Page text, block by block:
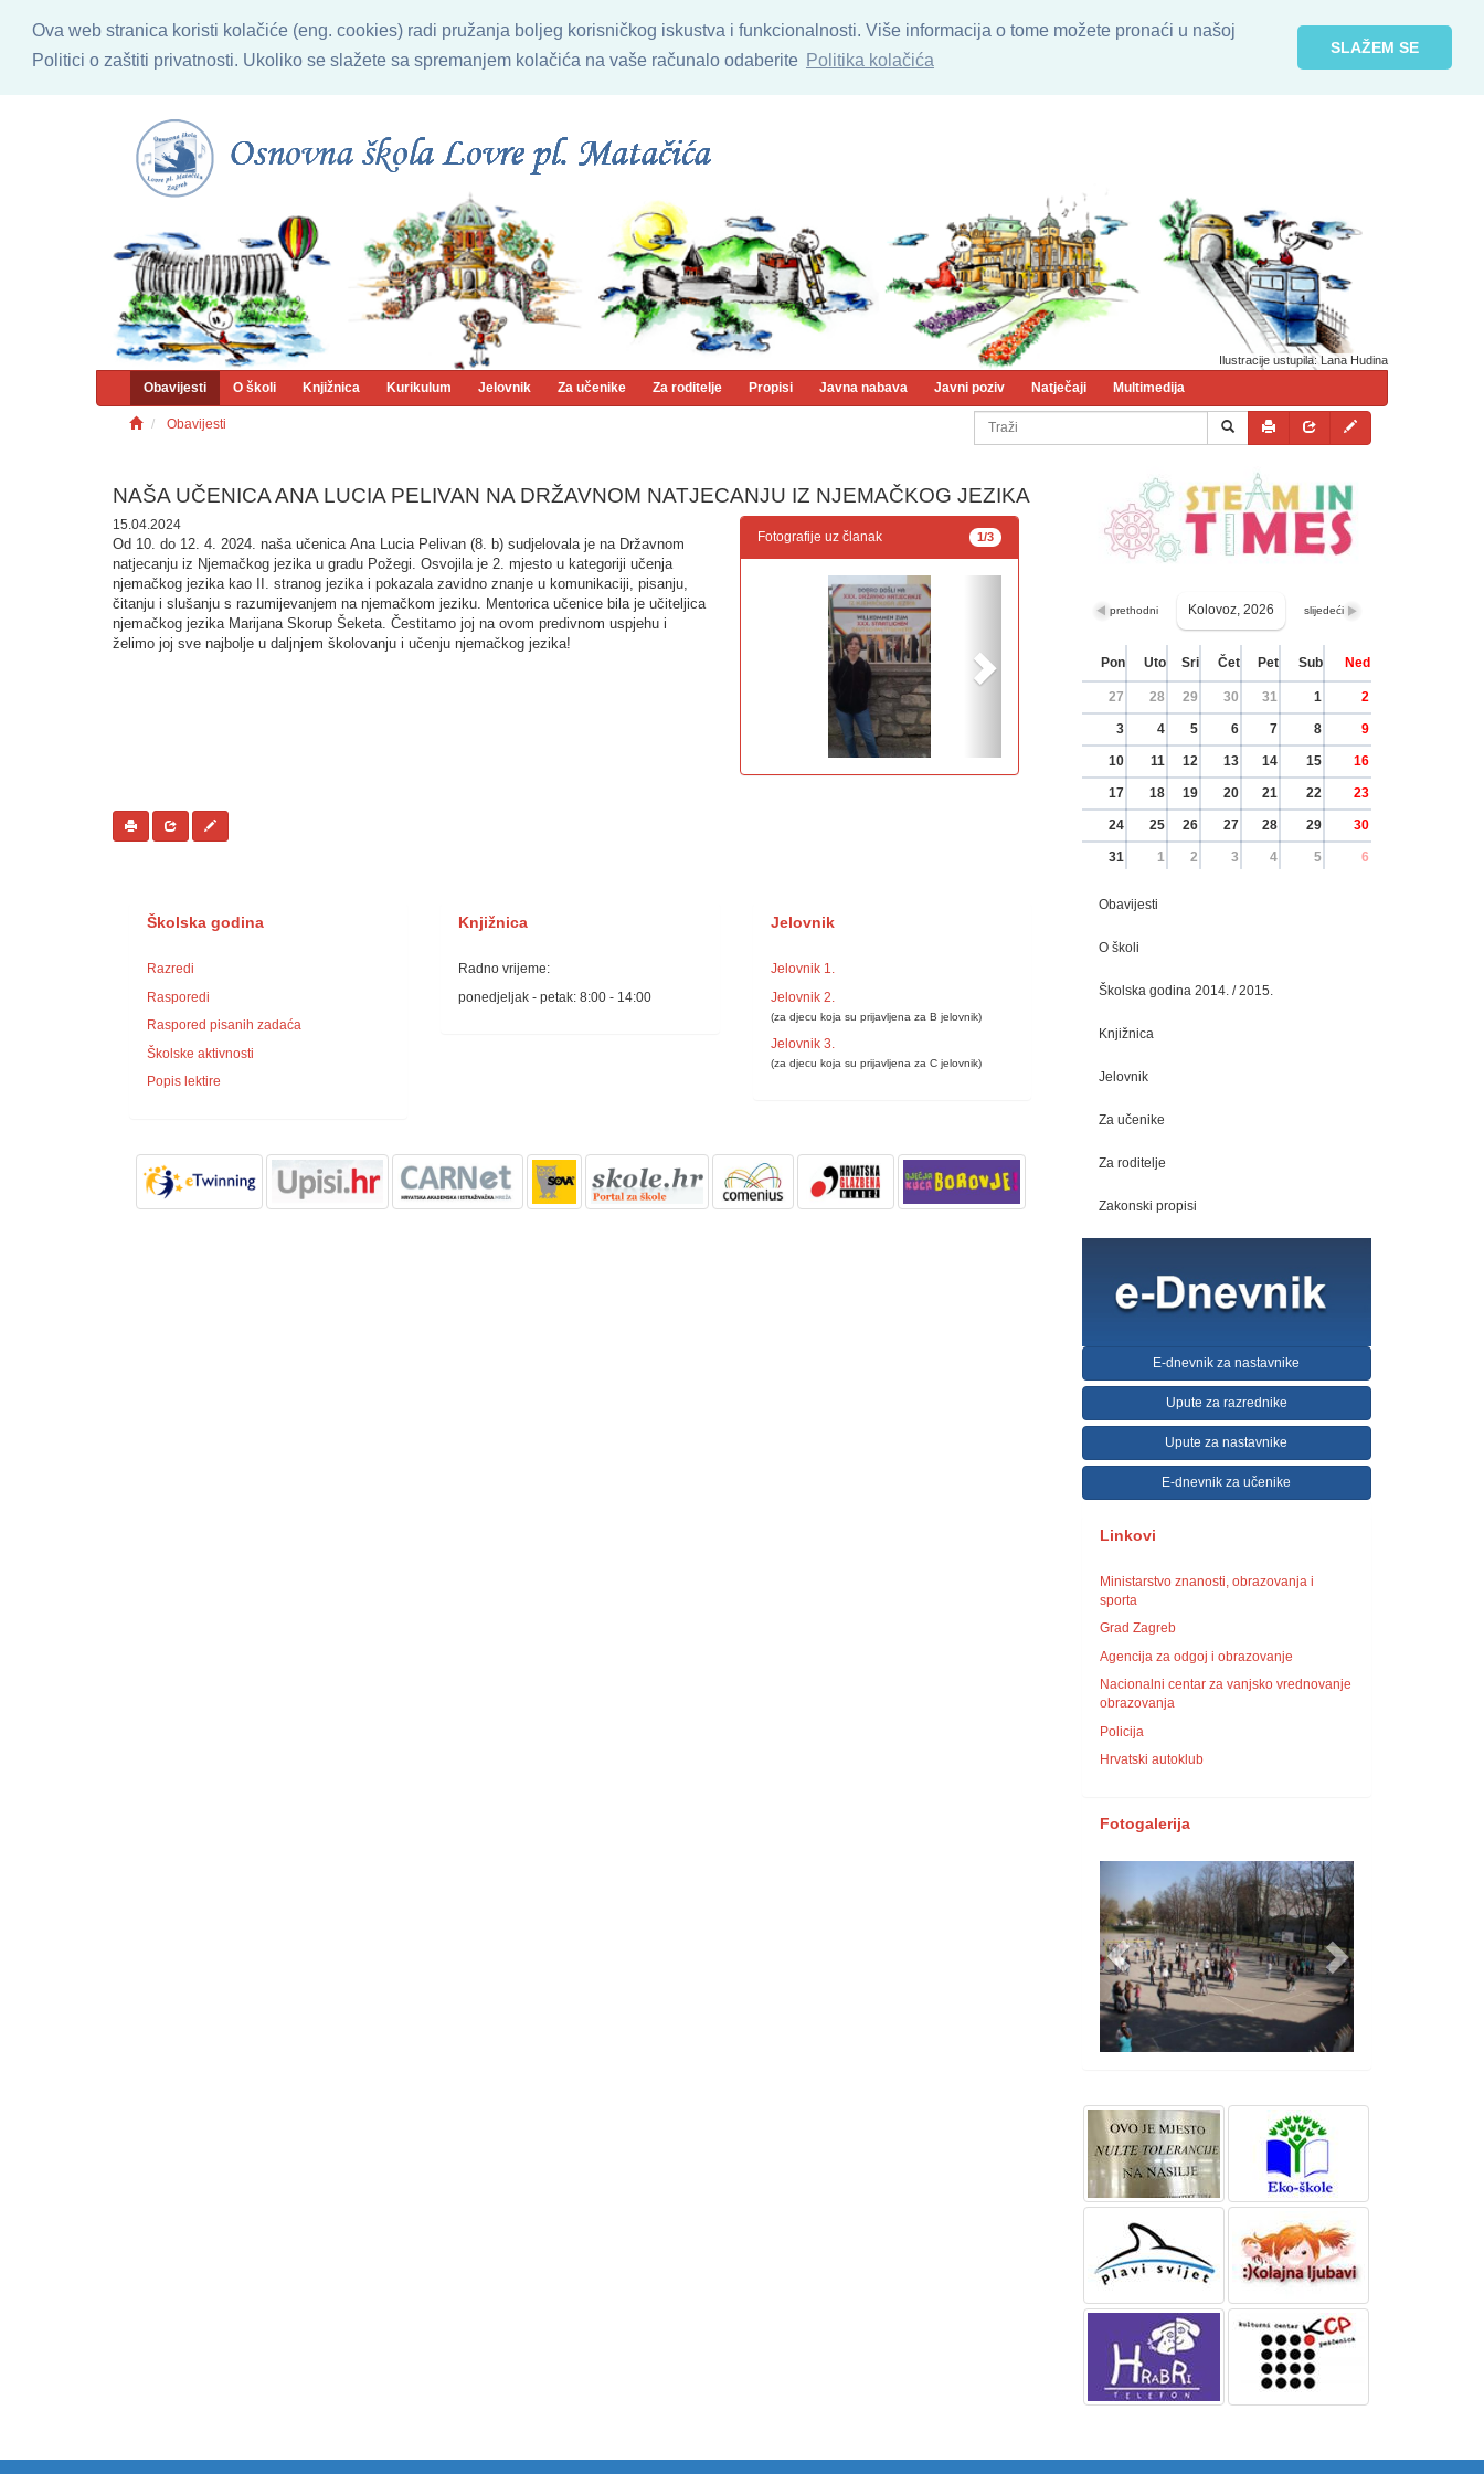
Ova web stranica koristi kolačiće (eng. cookies) radi pružanja boljeg korisničkog iskustva i funkcionalnosti. Više informacija o tome možete pronaći u našoj
Politici o zaštiti privatnosti. Ukoliko se slažete sa spremanjem kolačića na vaše računalo odaberite Politika kolačića
SLAŽEM SE
Ilustracije ustupila: Lana Hudina
Obavijesti O školi Knjižnica Kurikulum Jelovnik Za učenike Za roditelje Propisi Javna nabava Javni poziv Natječaji Multimedija
Obavijesti
​NAŠA UČENICA ANA LUCIA PELIVAN NA DRŽAVNOM NATJECANJU IZ NJEMAČKOG JEZIKA
Fotografije uz članak 1/3
15.04.2024
Od 10. do 12. 4. 2024. naša učenica Ana Lucia Pelivan (8. b) sudjelovala je na Državnom
natjecanju iz Njemačkog jezika u gradu Požegi. Osvojila je 2. mjesto u kategoriji učenja
njemačkog jezika kao II. stranog jezika i pokazala zavidno znanje u komunikaciji, pisanju,
čitanju i slušanju s razumijevanjem na njemačkom jeziku. Mentorica učenice bila je učiteljica
njemačkog jezika Marijana Skorup Šeketa. Čestitamo joj na ovom predivnom uspjehu i
želimo joj sve najbolje u daljnjem školovanju i učenju njemačkog jezika!
Školska godina
Razredi
Rasporedi
Raspored pisanih zadaća
Školske aktivnosti
Popis lektire
Knjižnica
Radno vrijeme:
ponedjeljak - petak: 8:00 - 14:00
Jelovnik
Jelovnik 1.
Jelovnik 2.
(za djecu koja su prijavljena za B jelovnik)
Jelovnik 3.
(za djecu koja su prijavljena za C jelovnik)
prethodni Kolovoz, 2026 slijedeći
Pon Uto Sri Čet Pet Sub Ned
27 28 29 30 31 1 2
3 4 5 6 7 8 9
10 11 12 13 14 15 16
17 18 19 20 21 22 23
24 25 26 27 28 29 30
31 1 2 3 4 5 6
Obavijesti
O školi
Školska godina 2014. / 2015.
Knjižnica
Jelovnik
Za učenike
Za roditelje
Zakonski propisi
E-dnevnik za nastavnike
Upute za razrednike
Upute za nastavnike
E-dnevnik za učenike
Linkovi
Ministarstvo znanosti, obrazovanja i
sporta
Grad Zagreb
Agencija za odgoj i obrazovanje
Nacionalni centar za vanjsko vrednovanje
obrazovanja
Policija
Hrvatski autoklub
Fotogalerija